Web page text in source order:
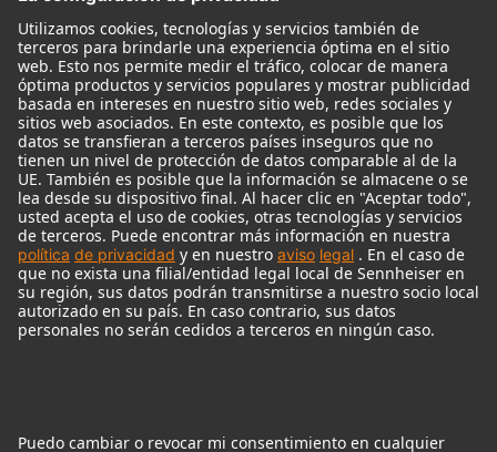
Monitores
Monitor Accessories
Auriculares
Micrófonos Legendarios
Audio Interface